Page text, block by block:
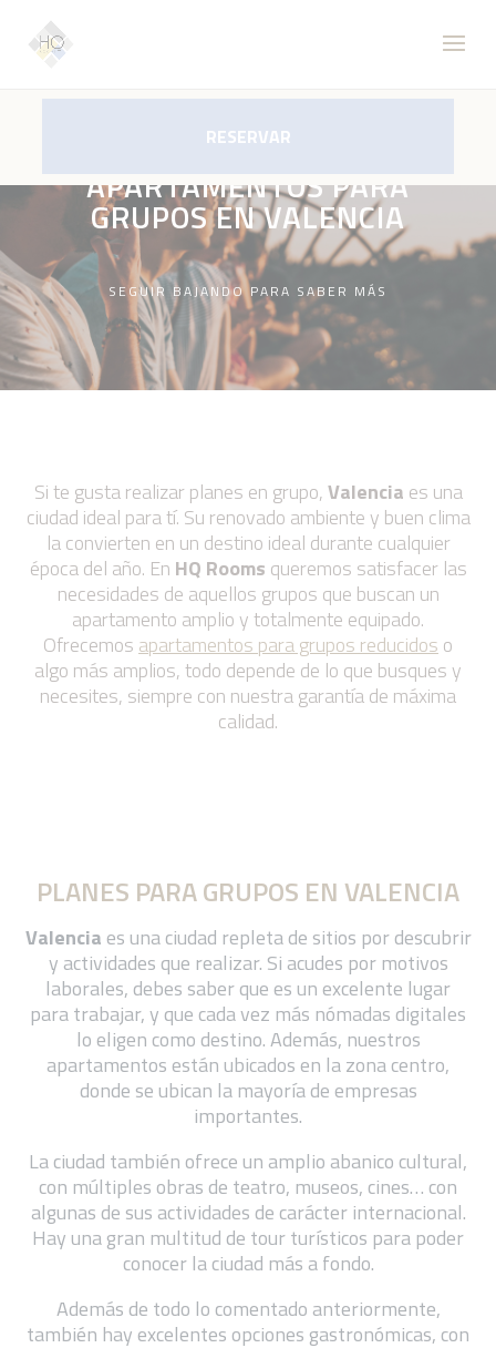
APARTAMENTOS PARA
GRUPOS EN VALENCIA
SEGUIR BAJANDO PARA SABER MÁS
Si te gusta realizar planes en grupo,Valencia es una
ciudad ideal para tí. Su renovado ambiente y buen clima
la convierten en un destino ideal durante cualquier
época del año. En HQ Rooms queremos satisfacer las
necesidades de aquellos grupos que buscan un
apartamento amplio y totalmente equipado.
Ofrecemos apartamentos para grupos reducidos o
algo más amplios, todo depende de lo que busques y
necesites, siempre con nuestra garantía de máxima
calidad.
PLANES PARA GRUPOS EN VALENCIA
Valencia es una ciudad repleta de sitios por descubrir
y actividades que realizar. Si acudes por motivos
laborales, debes saber que es un excelente lugar
para trabajar, y que cada vez más nómadas digitales
lo eligen como destino. Además, nuestros
apartamentos están ubicados en la zona centro,
donde se ubican la mayoría de empresas
importantes.
La ciudad también ofrece un amplio abanico cultural,
con múltiples obras de teatro, museos, cines… con
algunas de sus actividades de carácter internacional.
Hay una gran multitud de tour turísticos para poder
conocer la ciudad más a fondo.
Además de todo lo comentado anteriormente,
también hay excelentes opciones gastronómicas, con
RESERVAR